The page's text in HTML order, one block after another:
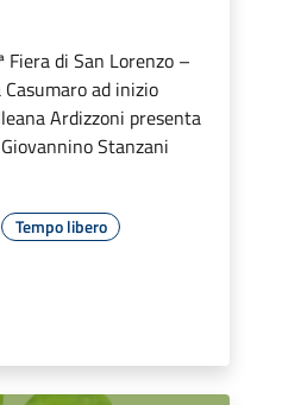
Fiera di San Lorenzo –
ad inizio
Ardizzoni presenta
Stanzani
Tempo libero